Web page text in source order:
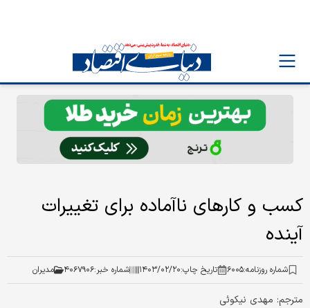
کسب و کارهای ناآماده برای تغییرات
آینده
شماره روزنامه:۶۰۰۵ تاریخ چاپ:۱۴۰۳/۰۲/۲۰ شماره خبر:۴۰۶۷۹۰۶ مدیران
مترجم: مهدی نیکوئی